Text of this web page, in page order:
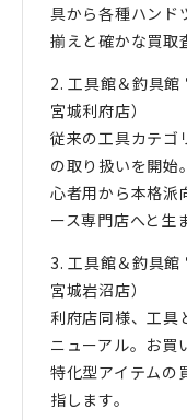
具から各種ハンド
揃えと確かな買取
2. 工具館＆釣具
宮城利府店）
従来の工具カテゴ
の取り扱いを開始
心者用から本格派
ース専門店へと生
3. 工具館＆釣具
宮城岩沼店）
利府店同様、工具
ニューアル。お買
特化型アイテムの
指します。